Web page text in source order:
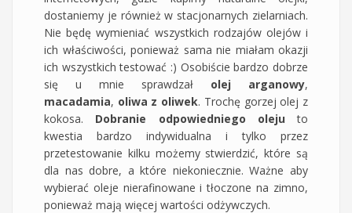
dostaniemy je również w stacjonarnych zielarniach.
Nie będę wymieniać wszystkich rodzajów olejów i
ich właściwości, ponieważ sama nie miałam okazji
ich wszystkich testować :) Osobiście bardzo dobrze
się u mnie sprawdzał olej arganowy,
macadamia, oliwa z oliwek. Trochę gorzej olej z
kokosa. Dobranie odpowiedniego olejuto
kwestia bardzo indywidualna i tylko przez
przetestowanie kilku możemy stwierdzić, które są
dla nas dobre, a które niekoniecznie. Ważne aby
wybierać oleje nierafinowane i tłoczone na zimno,
ponieważ mają więcej wartości odżywczych.